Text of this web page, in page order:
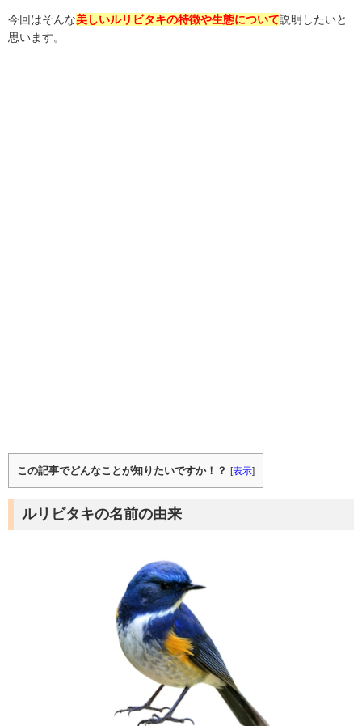
今回はそんな美しいルリビタキの特徴や生態について説明したいと
思います。
この記事でどんなことが知りたいですか！？ [表示]
ルリビタキの名前の由来